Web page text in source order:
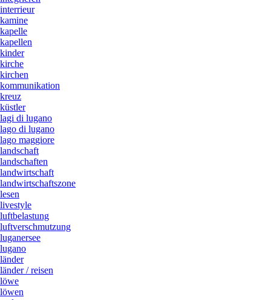
interrieur
kamine
kapelle
kapellen
kinder
kirche
kirchen
kommunikation
kreuz
küstler
lagi di lugano
lago di lugano
lago maggiore
landschaft
landschaften
landwirtschaft
landwirtschaftszone
lesen
livestyle
luftbelastung
luftverschmutzung
luganersee
lugano
länder
länder / reisen
löwe
löwen